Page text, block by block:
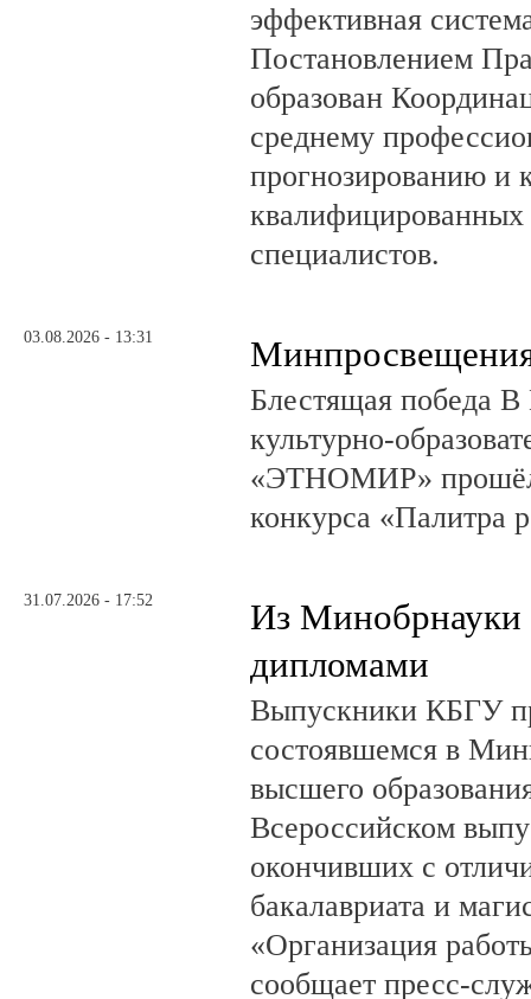
эффективная
Постановлением
образован
среднему
прогнозированию и
квалифицированных
специалистов.
03.08.2026 - 13:31
Блестящая победа В
культурно-
«ЭТНОМИР» прошёл
конкурса «Палитра
31.07.2026 - 17:52
Из Минобрнауки
дипломами
Выпускники КБГУ
состоявшемся в
высшего
Всероссийском
окончивших с
бакалавриата и
«Организация
сообщает пресс-